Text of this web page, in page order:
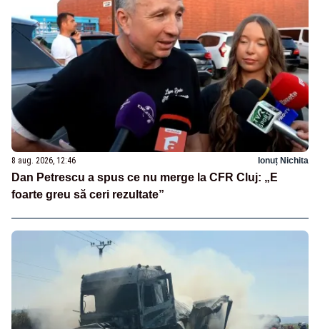
8 aug. 2026, 12:46 Ionuț Nichita
Dan Petrescu a spus ce nu merge la CFR Cluj: „E
foarte greu să ceri rezultate”